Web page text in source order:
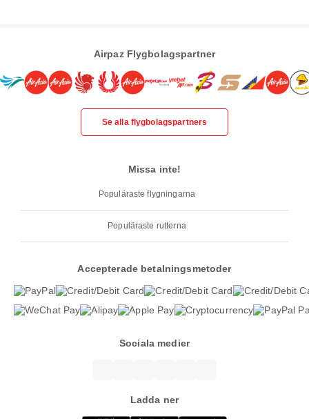
Airpaz Flygbolagspartner
Se alla flygbolagspartners
Missa inte!
Populäraste flygningarna
Populäraste rutterna
Accepterade betalningsmetoder
Sociala medier
Ladda ner